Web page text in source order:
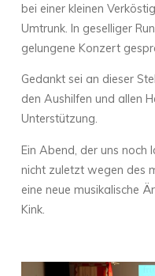
bei einer kleinen
Umtrunk. In geselliger
gelungene Konzert
Gedankt sei an dieser
den Aushilfen und allen
Unterstützung.
Ein Abend, der uns noch
nicht zuletzt wegen des
eine neue musikalische
Kink.